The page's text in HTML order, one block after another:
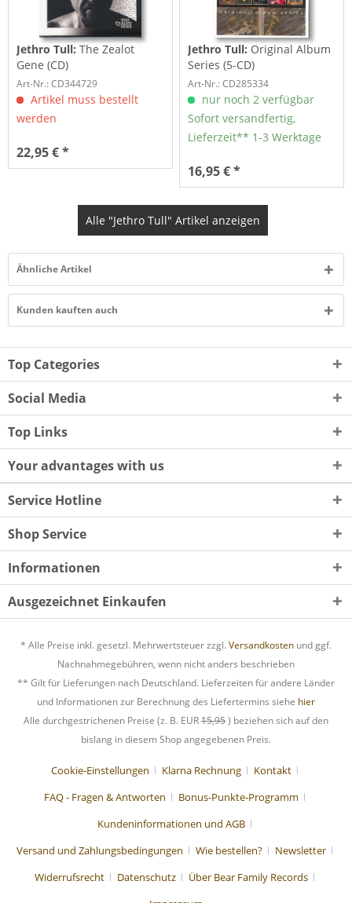
Jethro Tull: The Zealot
Gene (CD)
Art-Nr.: CD344729
Artikel muss bestellt
werden
22,95 € *
Jethro Tull: Original Album
Series (5-CD)
Art-Nr.: CD285334
nur noch 2 verfügbar
Sofort versandfertig,
Lieferzeit** 1-3 Werktage
16,95 € *
Alle "Jethro Tull" Artikel anzeigen
Ähnliche Artikel
Kunden kauften auch
Top Categories
Social Media
Top Links
Your advantages with us
Service Hotline
Shop Service
Informationen
Ausgezeichnet Einkaufen
* Alle Preise inkl. gesetzl. Mehrwertsteuer zzgl. Versandkosten und ggf.
Nachnahmegebühren, wenn nicht anders beschrieben
** Gilt für Lieferungen nach Deutschland. Lieferzeiten für andere Länder
und Informationen zur Berechnung des Liefertermins siehe hier
Alle durchgestrichenen Preise (z. B. EUR15,95) beziehen sich auf den
bislang in diesem Shop angegebenen Preis.
Cookie-Einstellungen Klarna Rechnung
Kontakt
FAQ - Fragen & Antworten
Bonus-Punkte-Programm
Kundeninformationen und AGB
Versand und Zahlungsbedingungen
Wie bestellen?
Newsletter
Widerrufsrecht
Datenschutz
Über Bear Family Records